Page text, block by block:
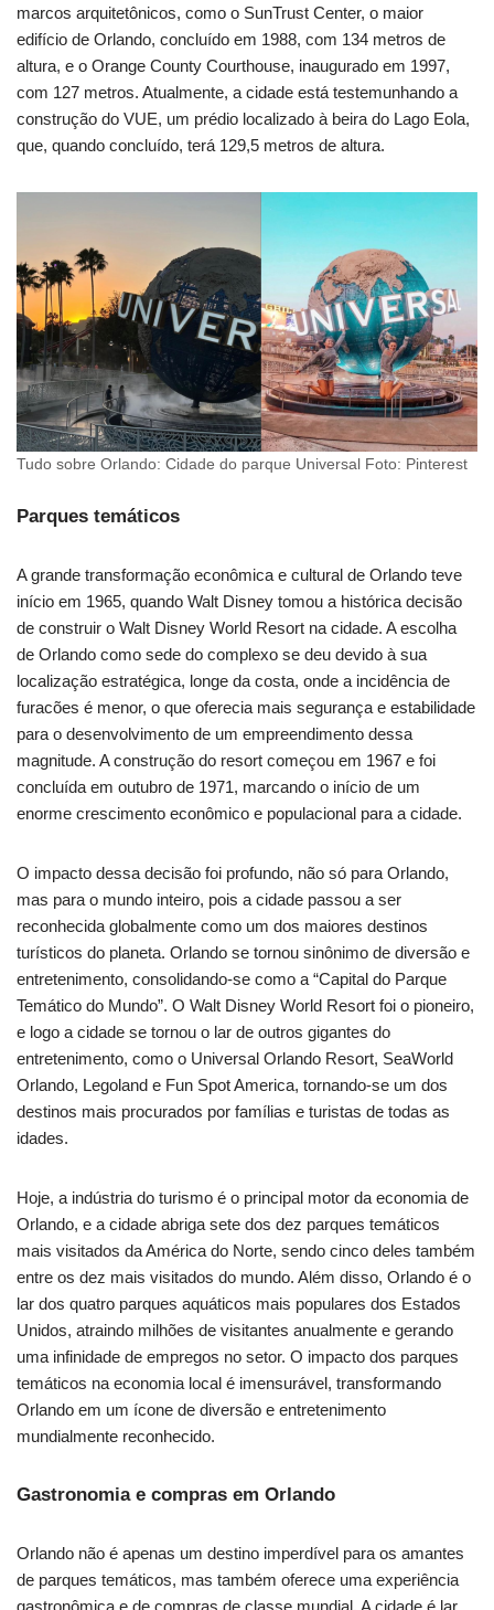
marcos arquitetônicos, como o SunTrust Center, o maior
edifício de Orlando, concluído em 1988, com 134 metros de
altura, e o Orange County Courthouse, inaugurado em 1997,
com 127 metros. Atualmente, a cidade está testemunhando a
construção do VUE, um prédio localizado à beira do Lago Eola,
que, quando concluído, terá 129,5 metros de altura.
Tudo sobre Orlando: Cidade do parque Universal Foto: Pinterest
Parques temáticos
A grande transformação econômica e cultural de Orlando teve
início em 1965, quando Walt Disney tomou a histórica decisão
de construir o Walt Disney World Resort na cidade. A escolha
de Orlando como sede do complexo se deu devido à sua
localização estratégica, longe da costa, onde a incidência de
furacões é menor, o que oferecia mais segurança e estabilidade
para o desenvolvimento de um empreendimento dessa
magnitude. A construção do resort começou em 1967 e foi
concluída em outubro de 1971, marcando o início de um
enorme crescimento econômico e populacional para a cidade.
O impacto dessa decisão foi profundo, não só para Orlando,
mas para o mundo inteiro, pois a cidade passou a ser
reconhecida globalmente como um dos maiores destinos
turísticos do planeta. Orlando se tornou sinônimo de diversão e
entretenimento, consolidando-se como a “Capital do Parque
Temático do Mundo”. O Walt Disney World Resort foi o pioneiro,
e logo a cidade se tornou o lar de outros gigantes do
entretenimento, como o Universal Orlando Resort, SeaWorld
Orlando, Legoland e Fun Spot America, tornando-se um dos
destinos mais procurados por famílias e turistas de todas as
idades.
Hoje, a indústria do turismo é o principal motor da economia de
Orlando, e a cidade abriga sete dos dez parques temáticos
mais visitados da América do Norte, sendo cinco deles também
entre os dez mais visitados do mundo. Além disso, Orlando é o
lar dos quatro parques aquáticos mais populares dos Estados
Unidos, atraindo milhões de visitantes anualmente e gerando
uma infinidade de empregos no setor. O impacto dos parques
temáticos na economia local é imensurável, transformando
Orlando em um ícone de diversão e entretenimento
mundialmente reconhecido.
Gastronomia e compras em Orlando
Orlando não é apenas um destino imperdível para os amantes
de parques temáticos, mas também oferece uma experiência